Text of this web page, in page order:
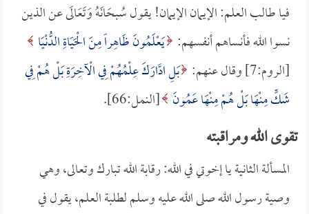
فيا طالب العلم: الإيمان الإيمان! يقول سُبحَانَهُ وَتَعَالَى عن الذين
نسوا الله فأنساهم أنفسهم: يَعْلَمُونَ ظَاهِراً مِنَ الْحَيَاةِ الدُّنْيَا
[الروم:7] وقال عنهم:
بَلِ ادَّارَكَ عِلْمُهُمْ فِي الْآخِرَةِ بَلْ هُمْ فِي
شَكٍّ مِنْهَا بَلْ هُمْ مِنْهَا عَمُونَ [النمل:66].
تقوى الله ومراقبته
المسألة الثانية يا إخوتي في الله: رقابة الله تبارك وتعالى، وهي
وصية رسول الله صلى الله عليه وسلم لطلبة العلم، يقول في